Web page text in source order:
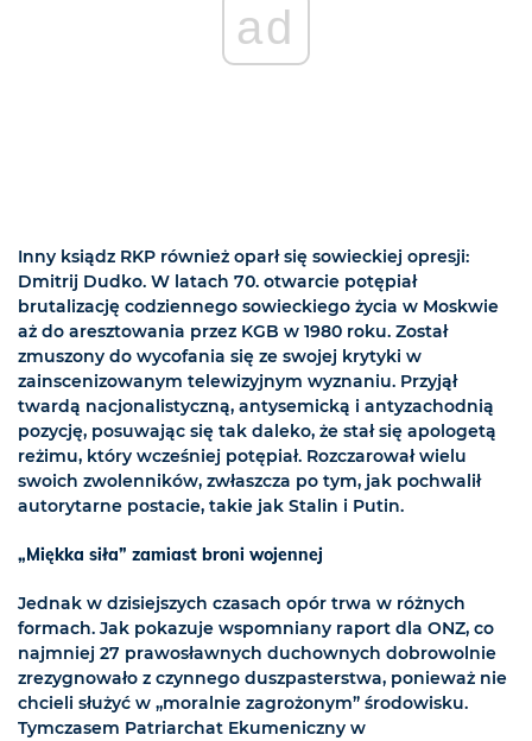
ad
Inny ksiądz RKP również oparł się sowieckiej opresji:
Dmitrij Dudko. W latach 70. otwarcie potępiał
brutalizację codziennego sowieckiego życia w Moskwie
aż do aresztowania przez KGB w 1980 roku. Został
zmuszony do wycofania się ze swojej krytyki w
zainscenizowanym telewizyjnym wyznaniu. Przyjął
twardą nacjonalistyczną, antysemicką i antyzachodnią
pozycję, posuwając się tak daleko, że stał się apologetą
reżimu, który wcześniej potępiał. Rozczarował wielu
swoich zwolenników, zwłaszcza po tym, jak pochwalił
autorytarne postacie, takie jak Stalin i Putin.
„Miękka siła” zamiast broni wojennej
Jednak w dzisiejszych czasach opór trwa w różnych
formach. Jak pokazuje wspomniany raport dla ONZ, co
najmniej 27 prawosławnych duchownych dobrowolnie
zrezygnowało z czynnego duszpasterstwa, ponieważ nie
chcieli służyć w „moralnie zagrożonym” środowisku.
Tymczasem Patriarchat Ekumeniczny w